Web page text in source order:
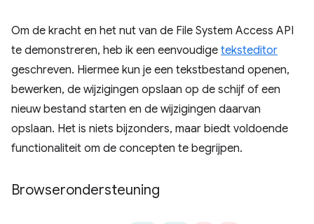
Om de kracht en het nut van de File System Access API
te demonstreren, heb ik een eenvoudige teksteditor
geschreven. Hiermee kun je een tekstbestand openen,
bewerken, de wijzigingen opslaan op de schijf of een
nieuw bestand starten en de wijzigingen daarvan
opslaan. Het is niets bijzonders, maar biedt voldoende
functionaliteit om de concepten te begrijpen.
Browserondersteuning